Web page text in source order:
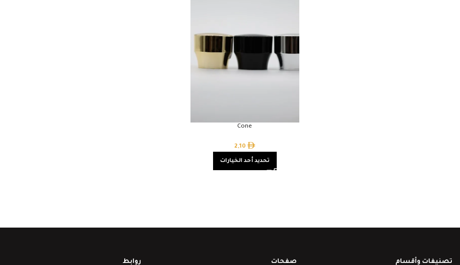
Cone
2,10
تحديد أحد الخيارات
تصنيفات وأقسام صفحات روابط